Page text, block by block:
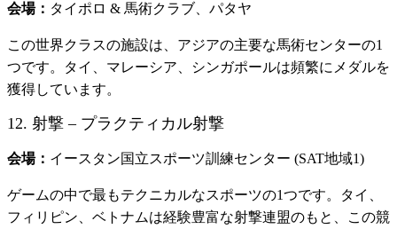
会場： タイポロ & 馬術クラブ、パタヤ
この世界クラスの施設は、アジアの主要な馬術センターの1
つです。タイ、マレーシア、シンガポールは頻繁にメダルを
獲得しています。
12. 射撃 – プラクティカル射撃
会場： イースタン国立スポーツ訓練センター (SAT地域1)
ゲームの中で最もテクニカルなスポーツの1つです。タイ、
フィリピン、ベトナムは経験豊富な射撃連盟のもと、この競